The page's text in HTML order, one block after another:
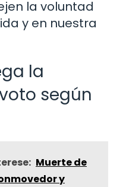
la voluntad
y en nuestra
la
según
Muerte de
y